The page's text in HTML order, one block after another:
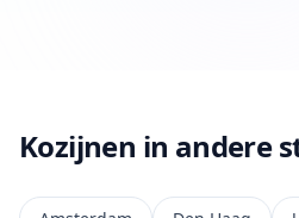
Kozijnen in andere